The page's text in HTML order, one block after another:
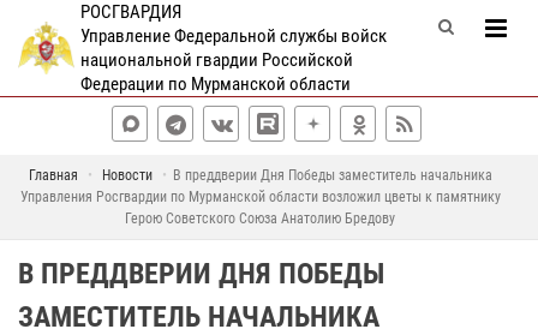
РОСГВАРДИЯ
Управление Федеральной службы войск
национальной гвардии Российской
Федерации по Мурманской области
Главная Новости
В преддверии Дня Победы заместитель начальника
Управления Росгвардии по Мурманской области возложил цветы к памятнику
Герою Советского Союза Анатолию Бредову
В ПРЕДДВЕРИИ ДНЯ ПОБЕДЫ
ЗАМЕСТИТЕЛЬ НАЧАЛЬНИКА